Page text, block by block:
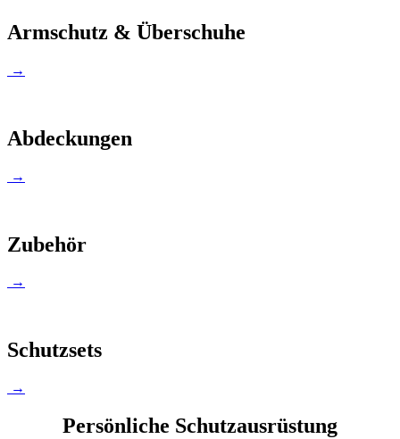
Armschutz & Überschuhe
→
Abdeckungen
→
Zubehör
→
Schutzsets
→
Persönliche Schutzausrüstung